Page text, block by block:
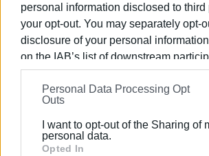
personal information disclosed to third
your opt-out. You may separately opt-
disclosure of your personal
on the IAB’s list of downstream
information may also be disclosed by
on theIAB’s List of Downstream
further disclose it to other third parties.
Please note that this website/app
Google services and may gather and
Personal Data Processing Opt
Outs
I want to opt-out of the Sharing of
personal data.
Opted In
04 ΦΕΒΡΟΥΑΡΊΟΥ
Νέα βλάβη στον
Φιγαρέτο – Άμεση
ΔΕΥΑΚ
03 ΙΑΝΟΥΑΡΊΟΥ
επί δύο μήνες στη